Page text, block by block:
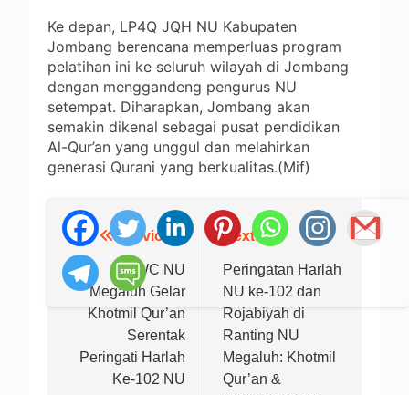
Ke depan, LP4Q JQH NU Kabupaten
Jombang berencana memperluas program
pelatihan ini ke seluruh wilayah di Jombang
dengan menggandeng pengurus NU
setempat. Diharapkan, Jombang akan
semakin dikenal sebagai pusat pendidikan
Al-Qur’an yang unggul dan melahirkan
generasi Qurani yang berkualitas.(Mif)
Navigasi
pos
Previous:
MWC NU
Megaluh Gelar
Khotmil Qur’an
Serentak
Peringati Harlah
Ke-102 NU
Next:
Peringatan Harlah
NU ke-102 dan
Rojabiyah di
Ranting NU
Megaluh: Khotmil
Qur’an &